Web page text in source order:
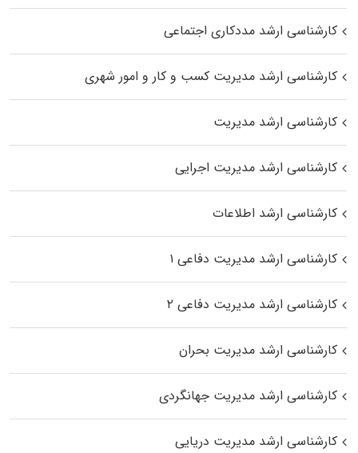
کارشناسی ارشد مددکاری اجتماعی
کارشناسی ارشد مدیریت کسب و کار و امور شهری
کارشناسی ارشد مدیریت
کارشناسی ارشد مدیریت اجرایی
کارشناسی ارشد اطلاعات
کارشناسی ارشد مدیریت دفاعی ۱
کارشناسی ارشد مدیریت دفاعی ۲
کارشناسی ارشد مدیریت بحران
کارشناسی ارشد مدیریت جهانگردی
کارشناسی ارشد مدیریت دریایی